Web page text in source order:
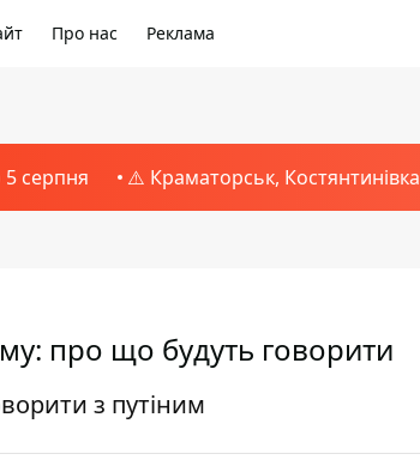
Про нас Реклама
5 серпня ⚠️ Краматорськ, Костянтинівка
про що будуть говорити
з путіним